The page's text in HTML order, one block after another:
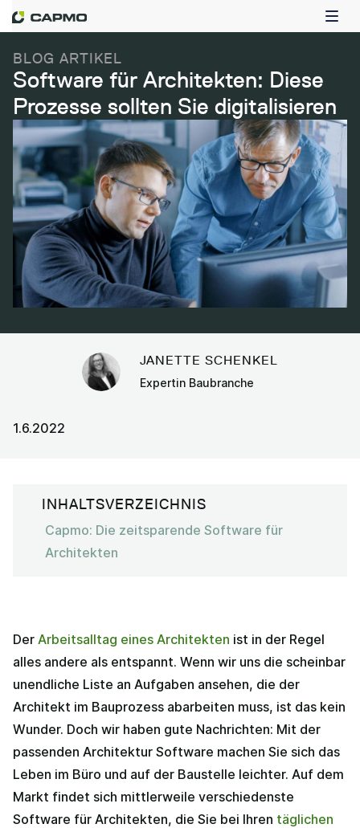
BLOG ARTIKEL
Software für Architekten: Diese
Prozesse sollten Sie digitalisieren
JANETTE SCHENKEL
Expertin Baubranche
1.6.2022
INHALTSVERZEICHNIS
Capmo: Die zeitsparende Software für
Architekten
Der Arbeitsalltag eines Architekten ist in der Regel
alles andere als entspannt. Wenn wir uns die scheinbar
unendliche Liste an Aufgaben ansehen, die der
Architekt im Bauprozess abarbeiten muss, ist das kein
Wunder. Doch wir haben gute Nachrichten: Mit der
passenden Architektur Software machen Sie sich das
Leben im Büro und auf der Baustelle leichter. Auf dem
Markt findet sich mittlerweile verschiedenste
Software für Architekten, die Sie bei Ihren täglichen